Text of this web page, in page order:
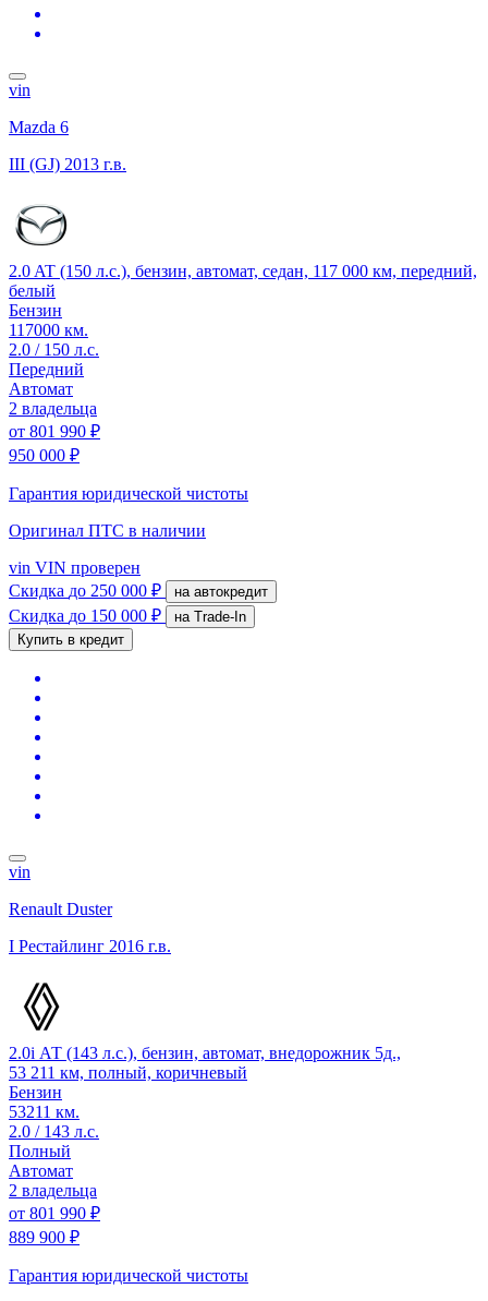
vin
Mazda 6
III (GJ) 2013 г.в.
2.0 AT (150 л.с.), бензин, автомат, седан, 117 000 км, передний,
белый
Бензин
117000 км.
2.0 / 150 л.с.
Передний
Автомат
2 владельца
от 801 990 ₽
950 000 ₽
Гарантия юридической чистоты
Оригинал ПТС в наличии
vin VIN проверен
Скидка до 250 000 ₽ на автокредит
Скидка до 150 000 ₽
на Trade-In
Купить в кредит
vin
Renault Duster
I Рестайлинг 2016 г.в.
2.0i АТ (143 л.с.), бензин, автомат, внедорожник 5д.,
53 211 км, полный, коричневый
Бензин
53211 км.
2.0 / 143 л.с.
Полный
Автомат
2 владельца
от 801 990 ₽
889 900 ₽
Гарантия юридической чистоты